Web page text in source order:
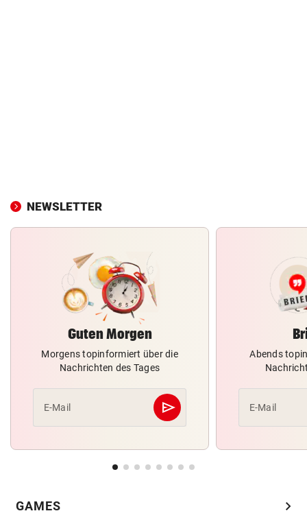
NEWSLETTER
Guten Morgen
Morgens topinformiert über die
Nachrichten des Tages
E-Mail send
Abschicken
Abends
E-Mail
GAMES chevron_right